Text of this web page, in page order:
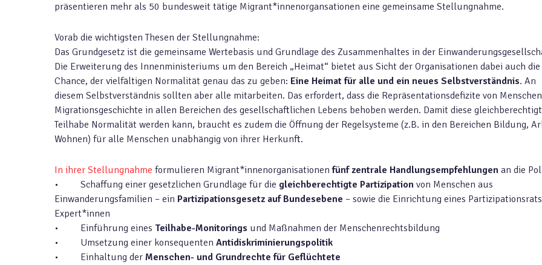
präsentieren mehr als 50 bundesweit tätige Migrant*innenorgansationen eine gemeinsame Stellungnahme.
Vorab die wichtigsten Thesen der Stellungnahme:
Das Grundgesetz ist die gemeinsame Wertebasis und Grundlage des Zusammenhaltes in der
Die Erweiterung des Innenministeriums um den Bereich „Heimat“ bietet aus Sicht der Organisationen dabei auch die
Chance, der vielfältigen Normalität genau das zu geben: Eine Heimat für alle und ein neues Selbstverständnis. An
diesem Selbstverständnis sollten aber alle mitarbeiten. Das erfordert, dass die Repräsentationsdefizite von
Migrationsgeschichte in allen Bereichen des gesellschaftlichen Lebens behoben werden. Damit diese
Teilhabe Normalität werden kann, braucht es zudem die Öffnung der Regelsysteme (z.B. in den Bereichen Bildung,
Wohnen) für alle Menschen unabhängig von ihrer Herkunft.
In ihrer Stellungnahme formulieren Migrant*innenorganisationenfünf zentrale Handlungsempfehlungen an die
• Schaffung einer gesetzlichen Grundlage für die gleichberechtigte Partizipation von Menschen aus
Einwanderungsfamilien – ein Partizipationsgesetz auf Bundesebene – sowie die Einrichtung eines
Expert*innen
• Einführung eines Teilhabe-Monitorings und Maßnahmen der Menschenrechtsbildung
• Umsetzung einer konsequenten Antidiskriminierungspolitik
• Einhaltung der Menschen- und Grundrechte für Geflüchtete